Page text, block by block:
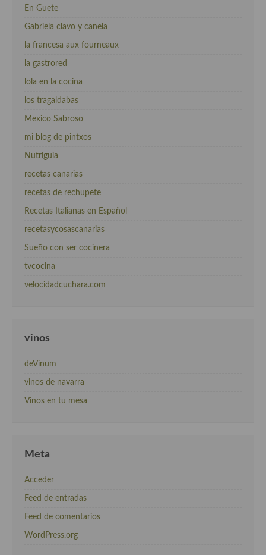
En Guete
Gabriela clavo y canela
la francesa aux fourneaux
la gastrored
lola en la cocina
los tragaldabas
Mexico Sabroso
mi blog de pintxos
Nutriguia
recetas canarias
recetas de rechupete
Recetas Italianas en Español
recetasycosascanarias
Sueño con ser cocinera
tvcocina
velocidadcuchara.com
vinos
deVinum
vinos de navarra
Vinos en tu mesa
Meta
Acceder
Feed de entradas
Feed de comentarios
WordPress.org